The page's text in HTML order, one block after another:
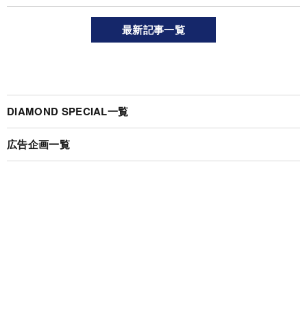
最新記事一覧
DIAMOND SPECIAL一覧
広告企画一覧